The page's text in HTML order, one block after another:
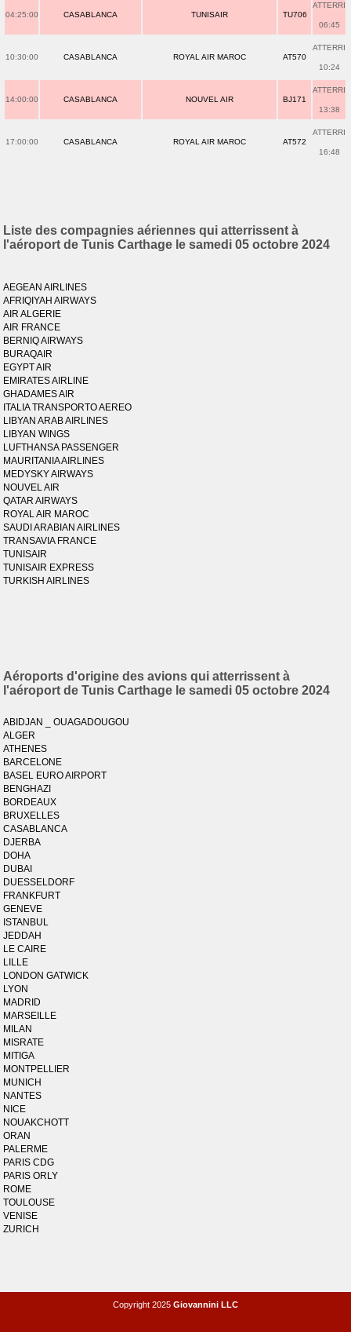
04:25:00 CASABLANCA TUNISAIR TU706
ATTERRI
06:45
10:30:00 CASABLANCA ROYAL AIR MAROC AT570
ATTERRI
10:24
14:00:00 CASABLANCA NOUVEL AIR BJ171
ATTERRI
13:38
17:00:00 CASABLANCA ROYAL AIR MAROC AT572
ATTERRI
16:48
Liste des compagnies aériennes qui atterrissent à
l'aéroport de Tunis Carthage le samedi 05 octobre 2024
AEGEAN AIRLINES
AFRIQIYAH AIRWAYS
AIR ALGERIE
AIR FRANCE
BERNIQ AIRWAYS
BURAQAIR
EGYPT AIR
EMIRATES AIRLINE
GHADAMES AIR
ITALIA TRANSPORTO AEREO
LIBYAN ARAB AIRLINES
LIBYAN WINGS
LUFTHANSA PASSENGER
MAURITANIA AIRLINES
MEDYSKY AIRWAYS
NOUVEL AIR
QATAR AIRWAYS
ROYAL AIR MAROC
SAUDI ARABIAN AIRLINES
TRANSAVIA FRANCE
TUNISAIR
TUNISAIR EXPRESS
TURKISH AIRLINES
Aéroports d'origine des avions qui atterrissent à
l'aéroport de Tunis Carthage le samedi 05 octobre 2024
ABIDJAN _ OUAGADOUGOU
ALGER
ATHENES
BARCELONE
BASEL EURO AIRPORT
BENGHAZI
BORDEAUX
BRUXELLES
CASABLANCA
DJERBA
DOHA
DUBAI
DUESSELDORF
FRANKFURT
GENEVE
ISTANBUL
JEDDAH
LE CAIRE
LILLE
LONDON GATWICK
LYON
MADRID
MARSEILLE
MILAN
MISRATE
MITIGA
MONTPELLIER
MUNICH
NANTES
NICE
NOUAKCHOTT
ORAN
PALERME
PARIS CDG
PARIS ORLY
ROME
TOULOUSE
VENISE
ZURICH
Copyright 2025 Giovannini LLC